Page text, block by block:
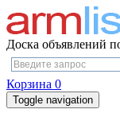
Доска объявлений
Корзина 0
Toggle navigation